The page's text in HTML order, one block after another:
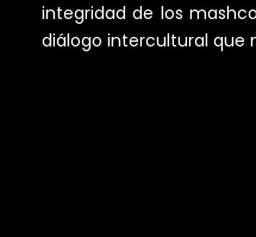
integridad de los
diálogo intercultural que